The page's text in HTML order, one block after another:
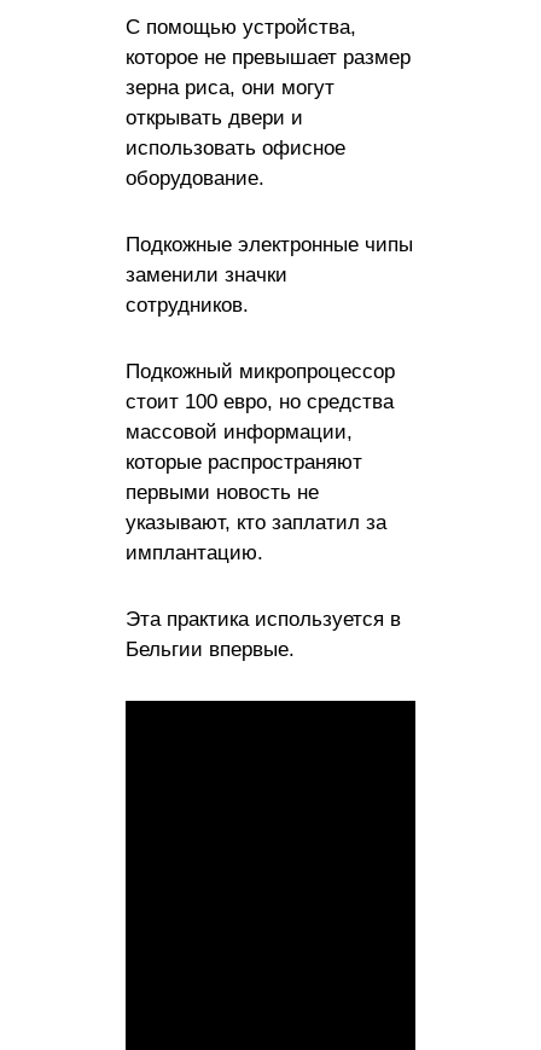
С помощью устройства,
которое не превышает размер
зерна риса, они могут
открывать двери и
использовать офисное
оборудование.
Подкожные электронные чипы
заменили значки
сотрудников.
Подкожный микропроцессор
стоит 100 евро, но средства
массовой информации,
которые распространяют
первыми новость не
указывают, кто заплатил за
имплантацию.
Эта практика используется в
Бельгии впервые.